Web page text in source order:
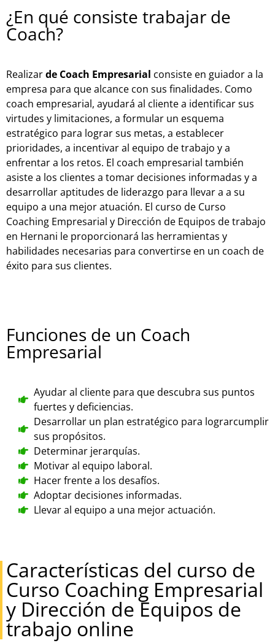
¿En qué consiste trabajar de
Coach?
Realizarde Coach Empresarial consiste en guiador a la
empresa para que alcance con sus finalidades. Como
coach empresarial, ayudará al cliente a identificar sus
virtudes y limitaciones, a formular un esquema
estratégico para lograr sus metas, a establecer
prioridades, a incentivar al equipo de trabajo y a
enfrentar a los retos. El coach empresarial también
asiste a los clientes a tomar decisiones informadas y a
desarrollar aptitudes de liderazgo para llevar a a su
equipo a una mejor atuación. El curso de Curso
Coaching Empresarial y Dirección de Equipos de trabajo
en Hernani le proporcionará las herramientas y
habilidades necesarias para convertirse en un coach de
éxito para sus clientes.
Funciones de un Coach
Empresarial
Ayudar al cliente para que descubra sus puntos
fuertes y deficiencias.
Desarrollar un plan estratégico para lograrcumplir
sus propósitos.
Determinar jerarquías.
Motivar al equipo laboral.
Hacer frente a los desafíos.
Adoptar decisiones informadas.
Llevar al equipo a una mejor actuación.
Características del curso de
Curso Coaching Empresarial
y Dirección de Equipos de
trabajo online